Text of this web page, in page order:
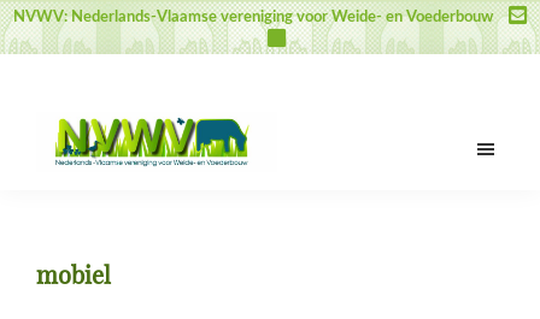
Door
naar
inhoud
Spring
naar
sidebar
Spring
naar
NVWV: Nederlands-Vlaamse vereniging voor Weide- en Voederbouw
voor
mobiel